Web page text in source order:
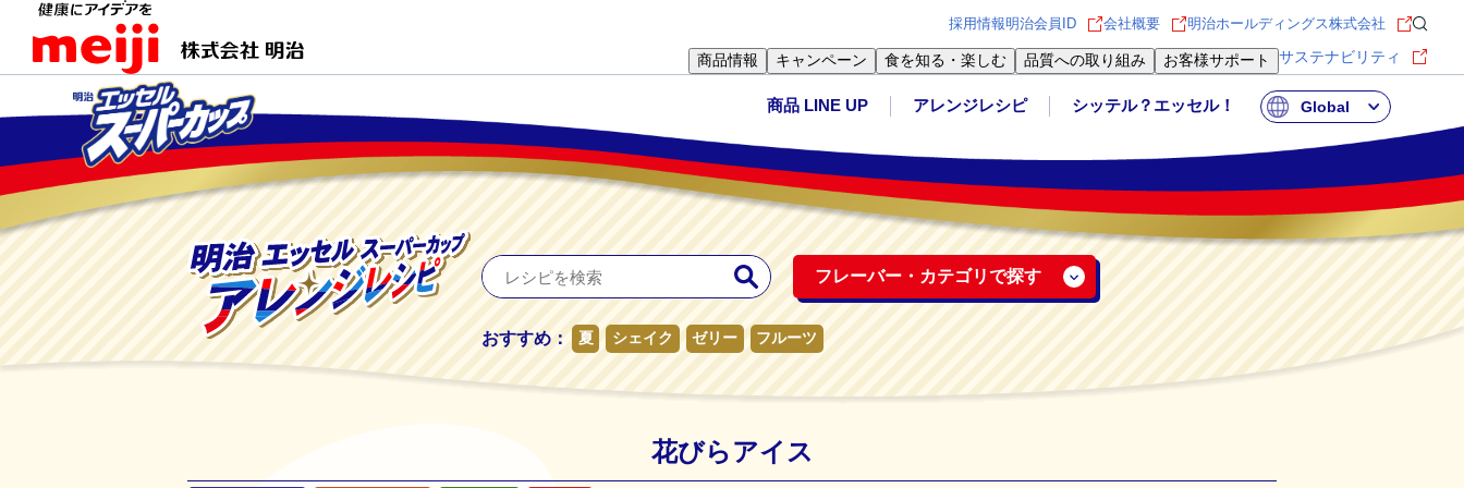
商品情報 キャンペーン 食を知る・楽しむ 品質への取り組み お客様サポート サステナビリティ
採用情報明治会員ID 会社概要 明治ホールディングス株式会社
商品 LINE UP アレンジレシピ シッテル？エッセル！ Global
フレーバー・ カテゴリで探す
おすすめ： 夏 シェイク ゼリー フルーツ
花びらアイス